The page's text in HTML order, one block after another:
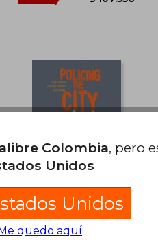
Policing the City: An
Ethno-Graphic (en
Inglés)
Fassin, Didier ; Debomy,
Colombia, pero
Unidos
Unidos
quedo aquí